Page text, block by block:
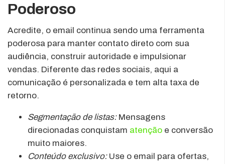
Poderoso
Acredite, o email continua sendo uma ferramenta
poderosa para manter contato direto com sua
audiência, construir autoridade e impulsionar
vendas. Diferente das redes sociais, aqui a
comunicação é personalizada e tem alta taxa de
retorno.
Segmentação de listas:Mensagens
direcionadas conquistam atenção e conversão
muito maiores.
Conteúdo exclusivo:Use o email para ofertas,